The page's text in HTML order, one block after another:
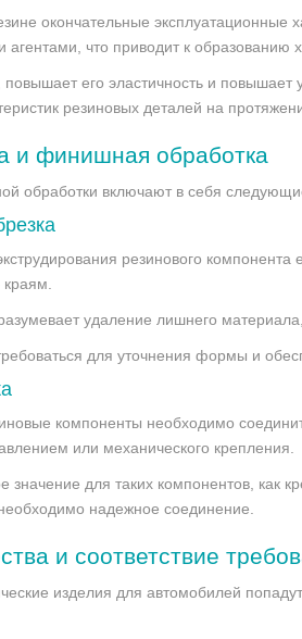
окончательные
агентами, что приводит к
его эластичность и повышает
резиновых деталей на
и финишная обработка
обработки включают в себя
резинового компонента
удаление лишнего
для уточнения формы и
компоненты необходимо
или механического крепления.
значение для таких компонентов, как
надежное соединение.
и соответствие
изделия для автомобилей